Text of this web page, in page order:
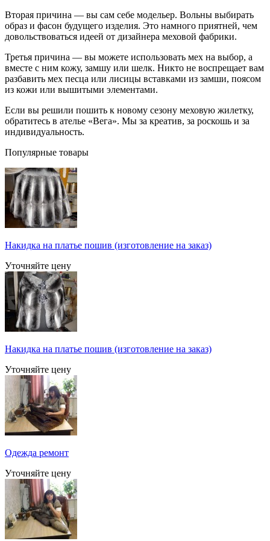
Вторая причина — вы сам себе модельер. Вольны выбирать
образ и фасон будущего изделия. Это намного приятней, чем
довольствоваться идеей от дизайнера меховой фабрики.
Третья причина — вы можете использовать мех на выбор, а
вместе с ним кожу, замшу или шелк. Никто не воспрещает вам
разбавить мех песца или лисицы вставками из замши, поясом
из кожи или вышитыми элементами.
Если вы решили пошить к новому сезону меховую жилетку,
обратитесь в ателье «Вега». Мы за креатив, за роскошь и за
индивидуальность.
Популярные товары
Накидка на платье пошив (изготовление на заказ)
Уточняйте цену
Накидка на платье пошив (изготовление на заказ)
Уточняйте цену
Одежда ремонт
Уточняйте цену